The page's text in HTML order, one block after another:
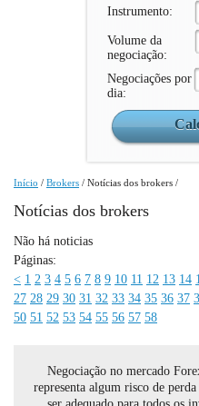
Instrumento:
Volume da
negociação:
Negociações por
dia:
Início / Brokers / Notícias dos brokers /
Notícias dos brokers
Não há noticias
Páginas:
< 1 2 3 4 5 6 7 8 9 10 11 12 13 14
27 28 29 30 31 32 33 34 35 36 37
50 51 52 53 54 55 56 57 58
Negociação no mercado
representa algum risco de